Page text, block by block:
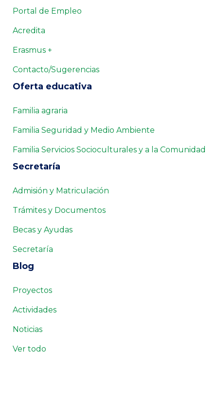
Portal de Empleo
Acredita
Erasmus +
Contacto/Sugerencias
Oferta educativa
Familia agraria
Familia Seguridad y Medio Ambiente
Familia Servicios Socioculturales y a la Comunidad
Secretaría
Admisión y Matriculación
Trámites y Documentos
Becas y Ayudas
Secretaría
Blog
Proyectos
Actividades
Noticias
Ver todo